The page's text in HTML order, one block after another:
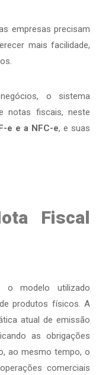
empresas precisam
mais facilidade,
o sistema
notas fiscais, neste
e e a NFC-e, e suas
Fiscal
o modelo utilizado
produtos físicos. A
atual de emissão
as obrigações
ao mesmo tempo, o
comerciais